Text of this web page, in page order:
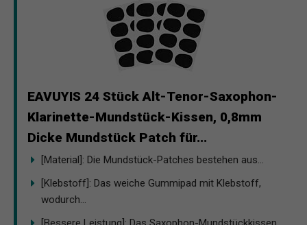
EAVUYIS 24 Stück Alt-Tenor-Saxophon-
Klarinette-Mundstück-Kissen, 0,8mm
Dicke Mundstück Patch für...
[Material]: Die Mundstück-Patches bestehen aus...
[Klebstoff]: Das weiche Gummipad mit Klebstoff,
wodurch...